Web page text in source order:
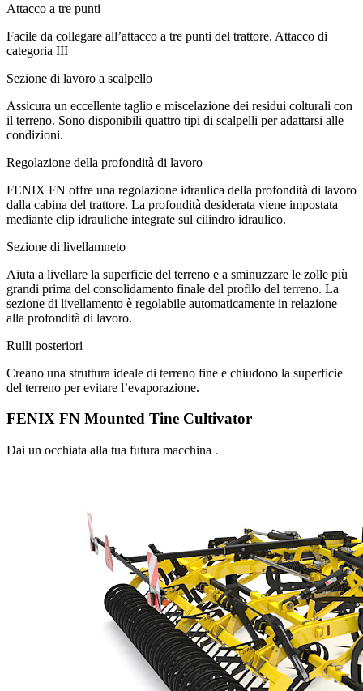
Attacco a tre punti
Facile da collegare all’attacco a tre punti del trattore. Attacco di
categoria III
Sezione di lavoro a scalpello
Assicura un eccellente taglio e miscelazione dei residui colturali con
il terreno. Sono disponibili quattro tipi di scalpelli per adattarsi alle
condizioni.
Regolazione della profondità di lavoro
FENIX FN offre una regolazione idraulica della profondità di lavoro
dalla cabina del trattore. La profondità desiderata viene impostata
mediante clip idrauliche integrate sul cilindro idraulico.
Sezione di livellamneto
Aiuta a livellare la superficie del terreno e a sminuzzare le zolle più
grandi prima del consolidamento finale del profilo del terreno. La
sezione di livellamento è regolabile automaticamente in relazione
alla profondità di lavoro.
Rulli posteriori
Creano una struttura ideale di terreno fine e chiudono la superficie
del terreno per evitare l’evaporazione.
FENIX FN Mounted Tine Cultivator
Dai un occhiata alla tua futura macchina .